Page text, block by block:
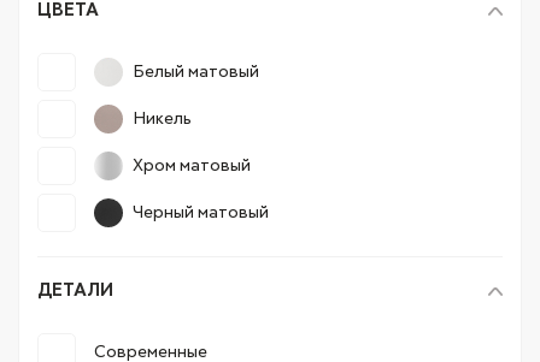
ЦВЕТА
Белый матовый
Никель
Хром матовый
Черный матовый
ДЕТАЛИ
Современные